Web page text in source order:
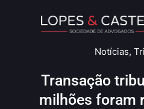
Notícias,
Transação
milhões foram